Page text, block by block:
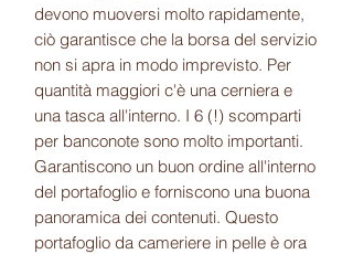
devono muoversi molto rapidamente,
ciò garantisce che la borsa del servizio
non si apra in modo imprevisto. Per
quantità maggiori c'è una cerniera e
una tasca all'interno. I 6 (!) scomparti
per banconote sono molto importanti.
Garantiscono un buon ordine all'interno
del portafoglio e forniscono una buona
panoramica dei contenuti. Questo
portafoglio da cameriere in pelle è ora